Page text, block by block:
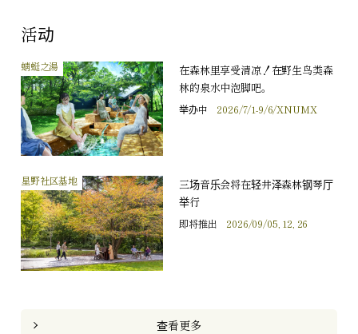
活动
蜻蜓之湯
在森林里享受清凉！在野生鸟类森
林的泉水中泡脚吧。
举办中 2026/7/1-9/6/XNUMX
星野社区基地
三场音乐会将在轻井泽森林钢琴厅
举行
即将推出 2026/09/05, 12, 26
查看更多